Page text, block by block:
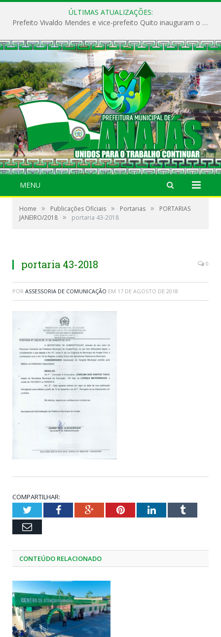
ÚLTIMAS ATUALIZAÇÕES:
Prefeito Vivaldo Mendes e vice-prefeito Quito inauguram o CAPS e fortalecem a saúde pública em Anajás.
MENU
Home » Publicações Oficiais » Portarias »
PORTARIAS
JANEIRO/2018 » portaria 43-2018
portaria 43-2018 0
POR ASSESSORIA DE COMUNICAÇÃO EM 17 DE AGOSTO DE 2018
COMPARTILHAR:
TwitterFacebookGoogle+PinterestLinkedInTumblr
Email
CONTEÚDO RELACIONADO